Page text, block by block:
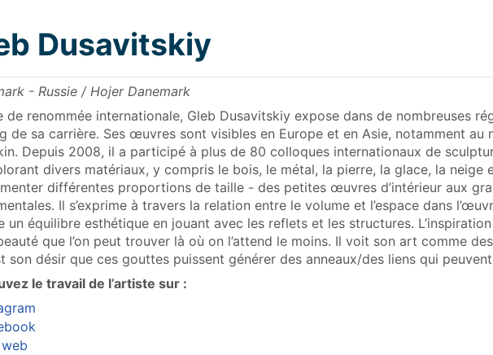
Dusavitskiy
- Russie / Hojer Danemark
de renommée internationale, Gleb Dusavitskiy expose dans de nombreuses
de sa carrière. Ses œuvres sont visibles en Europe et en Asie, notamment au
Depuis 2008, il a participé à plus de 80 colloques internationaux de
divers matériaux, y compris le bois, le métal, la pierre, la glace, la neige
différentes proportions de taille - des petites œuvres d’intérieur aux
Il s’exprime à travers la relation entre le volume et l’espace dans
un équilibre esthétique en jouant avec les reflets et les structures.
que l’on peut trouver là où on l’attend le moins. Il voit son art comme
son désir que ces gouttes puissent générer des anneaux/des liens qui
le travail de l’artiste sur :